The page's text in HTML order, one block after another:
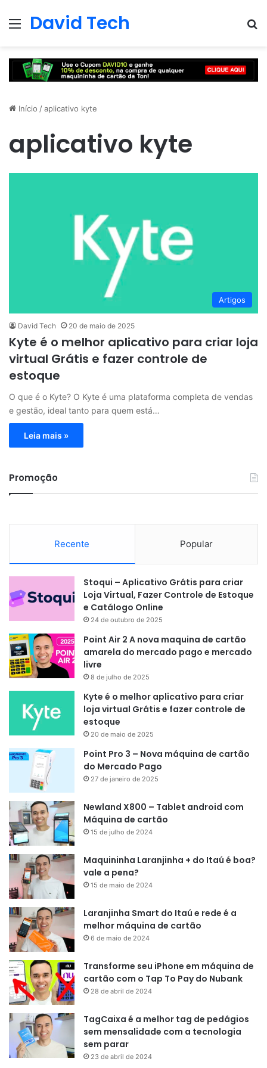
Menu
David Tech
Início /aplicativo kyte
aplicativo kyte
Artigos
David Tech 20 de maio de 2025
Kyte é o melhor aplicativo para criar loja
virtual Grátis e fazer controle de
estoque
O que é o Kyte? O Kyte é uma plataforma completa de vendas
e gestão, ideal tanto para quem está…
Leia mais »
Promoção
Recente Popular
Stoqui – Aplicativo Grátis para criar
Loja Virtual, Fazer Controle de Estoque
e Catálogo Online
24 de outubro de 2025
Point Air 2 A nova maquina de cartão
amarela do mercado pago e mercado
livre
8 de julho de 2025
Kyte é o melhor aplicativo para criar
loja virtual Grátis e fazer controle de
estoque
20 de maio de 2025
Point Pro 3 – Nova máquina de cartão
do Mercado Pago
27 de janeiro de 2025
Newland X800 – Tablet android com
Máquina de cartão
15 de julho de 2024
Maquininha Laranjinha + do Itaú é boa?
vale a pena?
15 de maio de 2024
Laranjinha Smart do Itaú e rede é a
melhor máquina de cartão
6 de maio de 2024
Transforme seu iPhone em máquina de
cartão com o Tap To Pay do Nubank
28 de abril de 2024
TagCaixa é a melhor tag de pedágios
sem mensalidade com a tecnologia
sem parar
23 de abril de 2024